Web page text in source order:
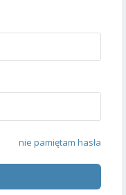
nie pamiętam hasła